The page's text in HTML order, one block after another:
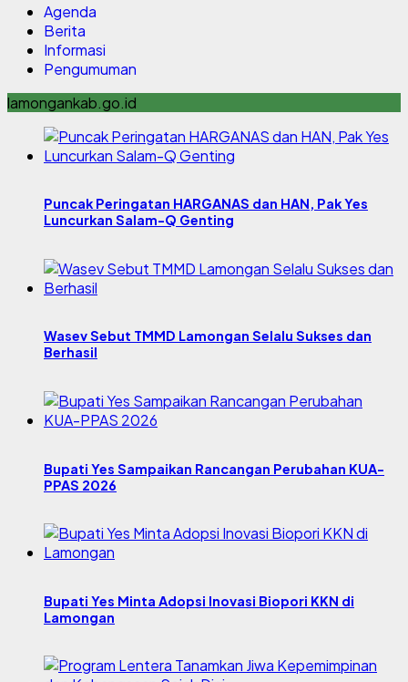
Agenda
Berita
Informasi
Pengumuman
lamongankab.go.id
Puncak Peringatan HARGANAS dan HAN, Pak Yes
Luncurkan Salam-Q Genting
Wasev Sebut TMMD Lamongan Selalu Sukses dan
Berhasil
Bupati Yes Sampaikan Rancangan Perubahan KUA-
PPAS 2026
Bupati Yes Minta Adopsi Inovasi Biopori KKN di
Lamongan